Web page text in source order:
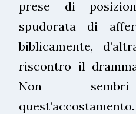
prese di
spudorata di
biblicamente,
riscontro il
Non sembri